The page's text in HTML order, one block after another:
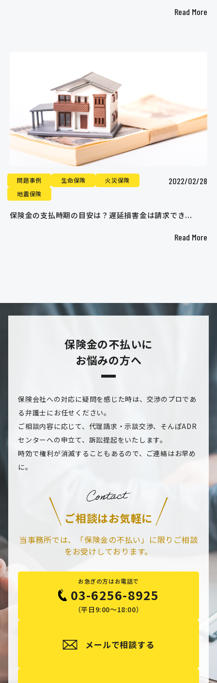
Read More
問題事例 生命保険
火災保険
地震保険
2022/02/28
保険金の支払時期の目安は？遅延損害金は請求でき...
Read More
保険金の不払いに
お悩みの方へ
保険会社への対応に疑問を感じた時は、交渉のプロであ
る弁護士にお任せください。
ご相談内容に応じて、代理請求・示談交渉、そんぽADR
センターへの申立て、訴訟提起をいたします。
時効で権利が消滅することもあるので、ご連絡はお早め
に。
ご相談はお気軽に
当事務所では、「保険金の不払い」に限りご相談
をお受けしております。
お急ぎの方はお電話で
03-6256-8925
（平日9:00～18:00）
メールで相談する